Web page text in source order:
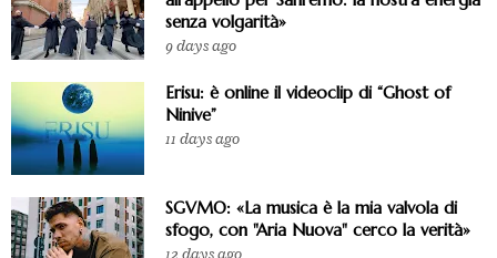
senza volgarità»
9 days ago
Erisu: è online il videoclip di “Ghost of
Ninive”
11 days ago
SGVMO: «La musica è la mia valvola di
sfogo, con "Aria Nuova" cerco la verità»